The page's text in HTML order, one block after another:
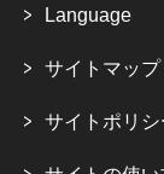
Language
サイトマップ
サイトポリシ